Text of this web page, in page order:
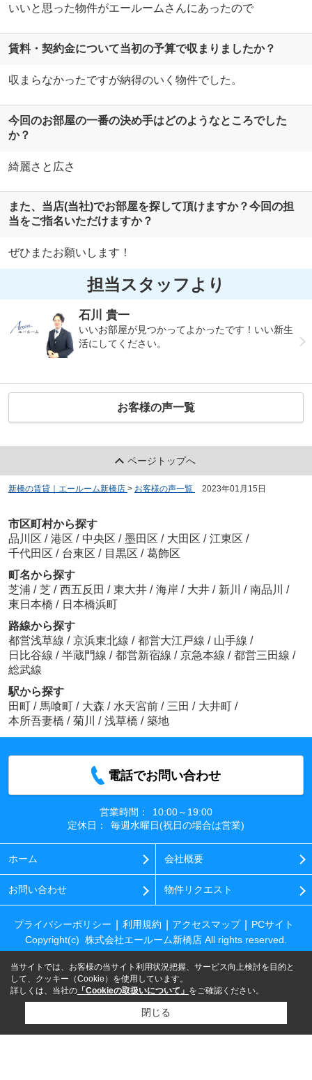
いいと思った物件がエールームさんにあったので
賃料・契約金について当初の予算で収まりましたか？
収まらなかったですが納得のいく物件でした。
今回のお部屋の一番の決め手はどのようなところでした
か？
綺麗さと広さ
また、当店(当社)でお部屋を探して頂けますか？今回の担
当をご指名いただけますか？
ぜひまたお願いします！
担当スタッフより
石川 貴一
いいお部屋が見つかってよかったです！いい新生
活にしてください。
お客様の声一覧
ページトップへ
新橋の賃貸｜エールーム新橋店 > お客様の声一覧 2023年01月15日
市区町村から探す
品川区 / 港区 / 中央区 / 墨田区 / 大田区 / 江東区 /
千代田区 / 台東区 / 目黒区 / 葛飾区
町名から探す
芝浦 / 芝 / 西五反田 / 東大井 / 海岸 / 大井 / 新川 / 南品川 /
東日本橋 / 日本橋浜町
路線から探す
都営浅草線 / 京浜東北線 / 都営大江戸線 / 山手線 /
日比谷線 / 半蔵門線 / 都営新宿線 / 京急本線 / 都営三田線 /
総武線
駅から探す
田町 / 馬喰町 / 大森 / 水天宮前 / 三田 / 大井町 /
本所吾妻橋 / 菊川 / 浅草橋 / 築地
電話でお問い合わせ
営業時間：
10:00～19:00
定休日：
毎週水曜日(祝日の場合は営業)
ホーム 会社概要
お問い合わせ 物件リクエスト
プライバシーポリシー 利用規約 アクセスマップ
PCサイト
Copyright(c) 株式会社エールーム新橋店 All rights reserved.
当サイトでは、お客様の当サイト利用状況把握、サービス向上検討を目的と
して、クッキー（Cookie）を使用しています。
詳しくは、当社の 「Cookieの取扱いについて」 をご確認ください。
閉じる